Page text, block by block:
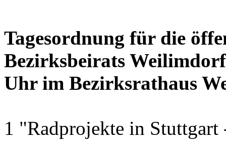
Tagesordnung für die
Bezirksbeirats
Uhr im Bezirksrathaus
1 "Radprojekte in